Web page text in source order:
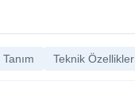
Tanım Teknik Özellikler